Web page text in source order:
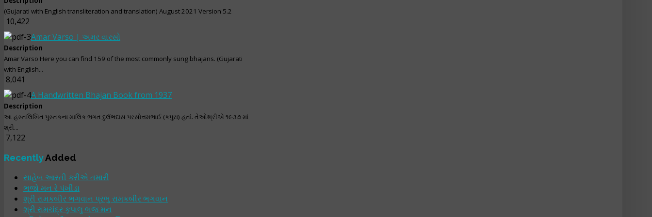
(Gujarati with English transliteration and translation) August 2021 Version 5.2
10,422
Amar Varso | અમર વારસો
Description
Amar Varso Here you can find 159 of the most commonly sung bhajans. (Gujarati
with English...
8,041
A Handwritten Bhajan Book from 1937
Description
આ હસ્તલિખિત પુસ્તકના માલિક ભગત દુર્લભદાસ પરસોત્તમભાઈ (કપુરા) હતાં. તેઓશ્રીએ ૧૯૩૭ માં
શ્રી...
7,122
RecentlyAdded
સાહેબ આરતી કરીએ તમારી
ભજો મન રે પંખીડા
શ્રી રામકબીર ભગવાન પ્રભુ રામકબીર ભગવાન
શ્રી રામચંદ્ર કૃપાલુ ભજ મન